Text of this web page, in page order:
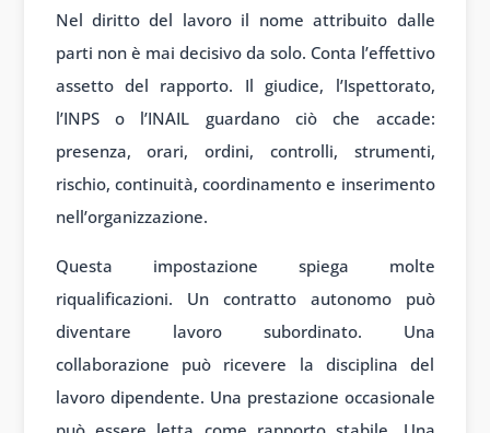
Nel diritto del lavoro il nome attribuito dalle
parti non è mai decisivo da solo. Conta l’effettivo
assetto del rapporto. Il giudice, l’Ispettorato,
l’INPS o l’INAIL guardano ciò che accade:
presenza, orari, ordini, controlli, strumenti,
rischio, continuità, coordinamento e inserimento
nell’organizzazione.
Questa impostazione spiega molte
riqualificazioni. Un contratto autonomo può
diventare lavoro subordinato. Una
collaborazione può ricevere la disciplina del
lavoro dipendente. Una prestazione occasionale